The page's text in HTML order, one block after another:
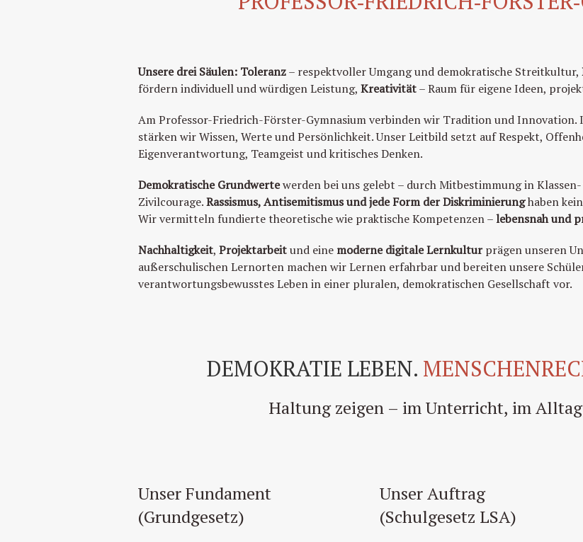
Unsere drei Säulen: Toleranz– respektvoller Umgang und demokratische Streitkultur,
fördern individuell und würdigen Leistung,Kreativität– Raum für eigene Ideen,
Am Professor-Friedrich-Förster-Gymnasium verbinden wir Tradition und Innovation.
stärken wir Wissen, Werte und Persönlichkeit. Unser Leitbild setzt auf Respekt,
Eigenverantwortung, Teamgeist und kritisches Denken.
Demokratische Grundwertewerden bei uns gelebt – durch Mitbestimmung in
Zivilcourage.Rassismus, Antisemitismus und jede Form der Diskriminierunghaben
Wir vermitteln fundierte theoretische wie praktische Kompetenzen –lebensnah und
Nachhaltigkeit,Projektarbeitund eine moderne digitale Lernkulturprägen unseren
außerschulischen Lernorten machen wir Lernen erfahrbar und bereiten unsere
verantwortungsbewusstes Leben in einer pluralen, demokratischen Gesellschaft vor.
DEMOKRATIE LEBEN.
Haltung zeigen – im Unterricht, im
Unser Fundament
(Grundgesetz)
Unser Auftrag
(Schulgesetz LSA)